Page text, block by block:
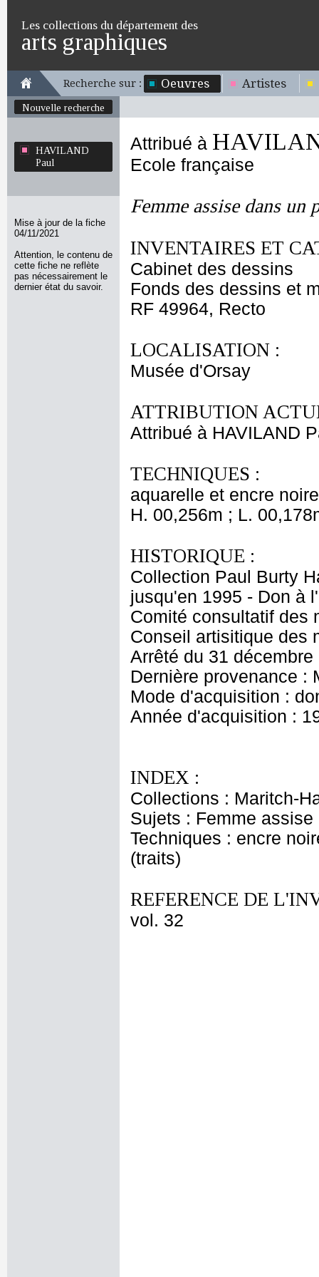
Les collections du département des
arts graphiques
Recherche sur : Oeuvres Artistes
Nouvelle recherche
HAVILAND
Paul
Mise à jour de la fiche
04/11/2021
Attention, le contenu de
cette fiche ne reflète
pas nécessairement le
dernier état du savoir.
Attribué à
Ecole française
Femme assise dans un
INVENTAIRES ET
Cabinet des dessins
Fonds des dessins et
RF 49964, Recto
LOCALISATION :
Musée d'Orsay
ATTRIBUTION
Attribué à HAVILAND
TECHNIQUES :
aquarelle et encre
H. 00,256m ; L.
HISTORIQUE :
Collection Paul Burty
jusqu'en 1995 - Don à
Comité consultatif des
Conseil artisitique des
Arrêté du 31
Dernière provenance :
Mode d'acquisition :
Année d'acquisition :
INDEX :
Collections : Maritch-
Sujets : Femme assise
Techniques : encre
(traits)
REFERENCE DE
vol. 32